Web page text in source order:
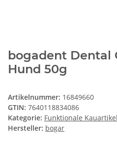
bogadent Dental
Hund 50g
Artikelnummer: 16849660
GTIN: 7640118834086
Kategorie: Funktionale Kauartikel
Hersteller: bogar